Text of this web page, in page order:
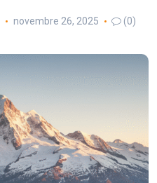
novembre 26, 2025 (0)